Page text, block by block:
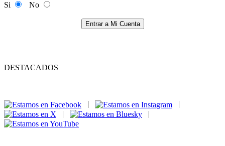
Si
No
Entrar a Mi Cuenta
DESTACADOS
|
|